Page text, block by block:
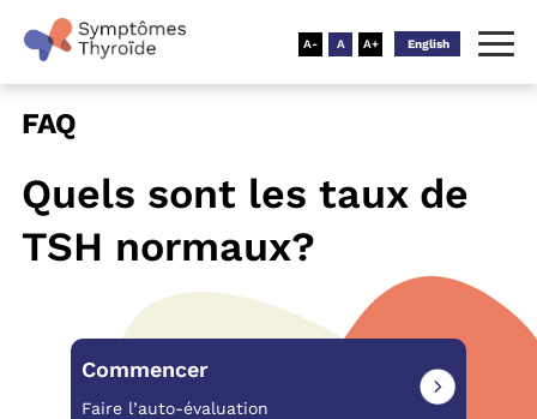
English
FAQ
Quels sont les taux de
TSH normaux?
Commencer
Faire l’auto-évaluation